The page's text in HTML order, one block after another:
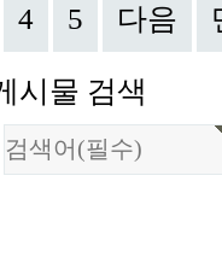
4 5 다음
시물 검색